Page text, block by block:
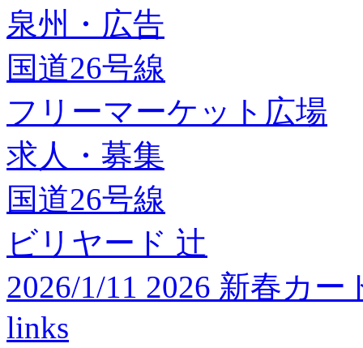
泉州・広告
国道26号線
フリーマーケット広場
求人・募集
国道26号線
ビリヤード 辻
2026/1/11 2026 新春カ
links